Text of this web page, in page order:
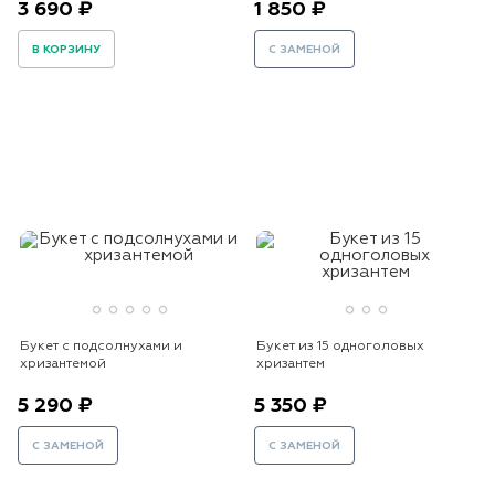
3 690 ₽
В КОРЗИНУ
1 850 ₽
С ЗАМЕНОЙ
Букет с подсолнухами и
хризантемой
5 290 ₽
С ЗАМЕНОЙ
Букет из 15 одноголовых
хризантем
5 350 ₽
С ЗАМЕНОЙ